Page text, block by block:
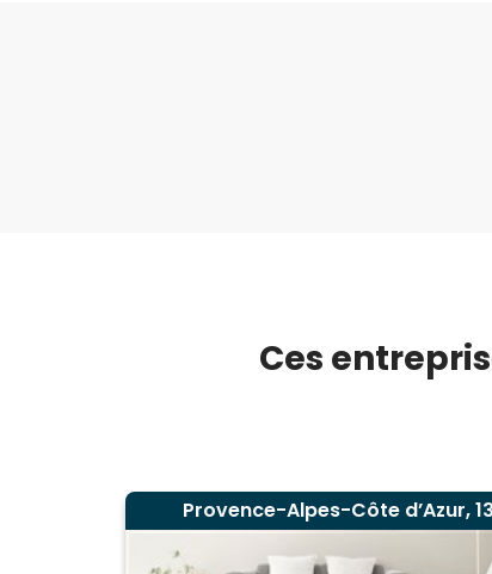
Ces
Provence-Alpes-Côte d’Azur, 13